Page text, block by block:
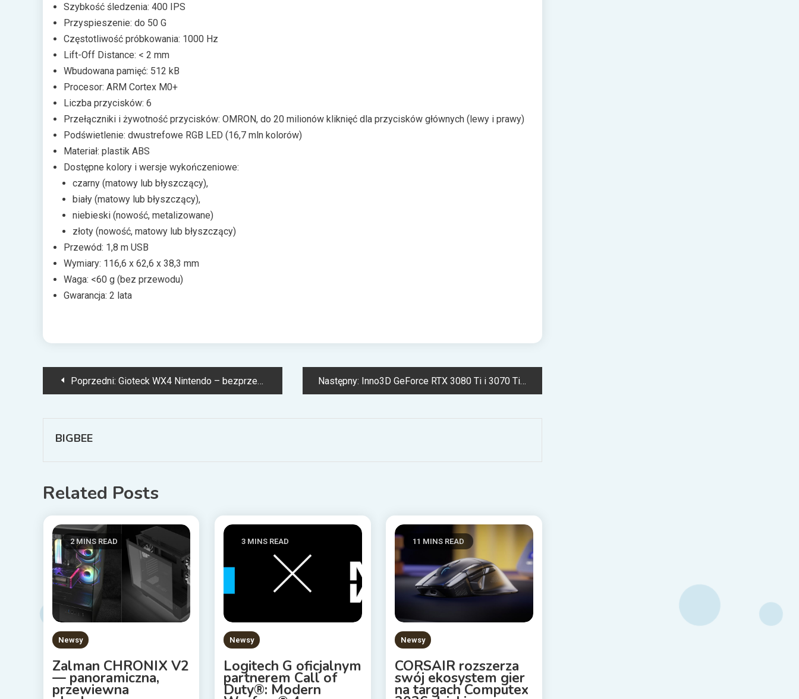
Szybkość śledzenia: 400 IPS
Przyspieszenie: do 50 G
Częstotliwość próbkowania: 1000 Hz
Lift-Off Distance: < 2 mm
Wbudowana pamięć: 512 kB
Procesor: ARM Cortex M0+
Liczba przycisków: 6
Przełączniki i żywotność przycisków: OMRON, do 20 milionów kliknięć dla przycisków głównych (lewy i prawy)
Podświetlenie: dwustrefowe RGB LED (16,7 mln kolorów)
Materiał: plastik ABS
Dostępne kolory i wersje wykończeniowe:
czarny (matowy lub błyszczący),
biały (matowy lub błyszczący),
niebieski (nowość, metalizowane)
złoty (nowość, matowy lub błyszczący)
Przewód: 1,8 m USB
Wymiary: 116,6 x 62,6 x 38,3 mm
Waga: <60 g (bez przewodu)
Gwarancja: 2 lata
Nawigacja
Poprzedni: Gioteck WX4 Nintendo – bezprzewodowy pad dla mobilnych graczy Następny: Inno3D GeForce RTX 3080 Ti i 3070 Ti – mocne nowości dla wymagających użytkowników
BIGBEE
Related Posts
2 MINS READ
Newsy
Zalman CHRONIX V2
— panoramiczna,
przewiewna
3 MINS READ
Newsy
Logitech G oficjalnym
partnerem Call of
Duty®: Modern
11 MINS READ
Newsy
CORSAIR rozszerza
swój ekosystem gier
na targach Computex